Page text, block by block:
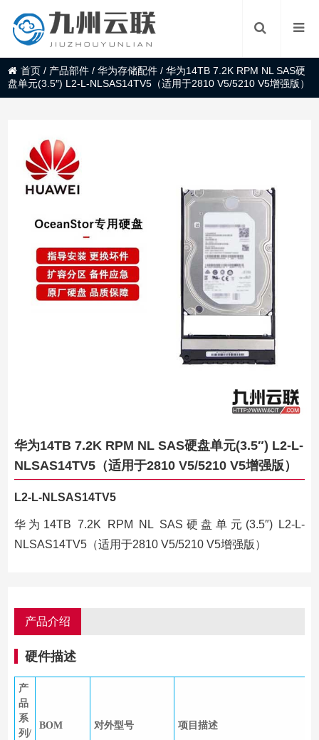
首页 / 产品部件 /华为存储配件 /华为14TB 7.2K RPM NL SAS硬
盘单元(3.5″) L2-L-NLSAS14TV5（适用于2810 V5/5210 V5增强版）
华为14TB 7.2K RPM NL SAS硬盘单元(3.5″) L2-L-
NLSAS14TV5（适用于2810 V5/5210 V5增强版）
L2-L-NLSAS14TV5
华为14TB 7.2K RPM NL SAS硬盘单元(3.5″) L2-L-
NLSAS14TV5（适用于2810 V5/5210 V5增强版）
产品介绍
硬件描述
产
品
系
列/
BOM 对外型号 项目描述